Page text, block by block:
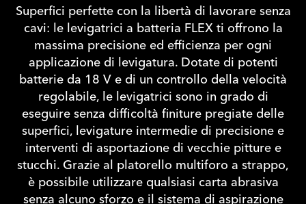
Superfici perfette con la libertà di lavorare senza
cavi: le levigatrici a batteria FLEX ti offrono la
massima precisione ed efficienza per ogni
applicazione di levigatura. Dotate di potenti
batterie da 18 V e di un controllo della velocità
regolabile, le levigatrici sono in grado di
eseguire senza difficoltà finiture pregiate delle
superfici, levigature intermedie di precisione e
interventi di asportazione di vecchie pitture e
stucchi. Grazie al platorello multiforo a strappo,
è possibile utilizzare qualsiasi carta abrasiva
senza alcuno sforzo e il sistema di aspirazione